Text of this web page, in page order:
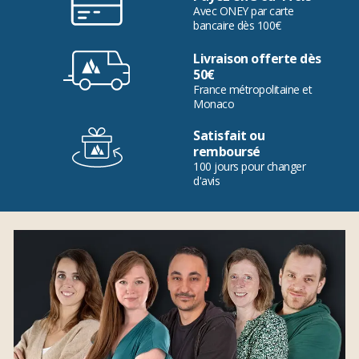
Avec ONEY par carte
bancaire dès 100€
Livraison offerte dès
50€
France métropolitaine et
Monaco
Satisfait ou
remboursé
100 jours pour changer
d'avis